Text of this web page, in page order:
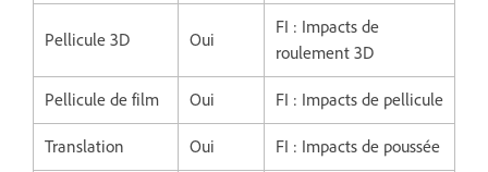
Pellicule 3D Oui
FI : Impacts de
roulement 3D
Pellicule de film Oui FI : Impacts de pellicule
Translation Oui FI : Impacts de poussée